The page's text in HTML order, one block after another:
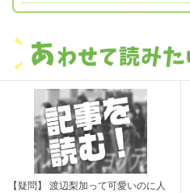
【疑問】 渡辺梨加って可愛いのに人